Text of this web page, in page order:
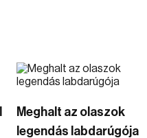
Meghalt az olaszok
legendás labdarúgója